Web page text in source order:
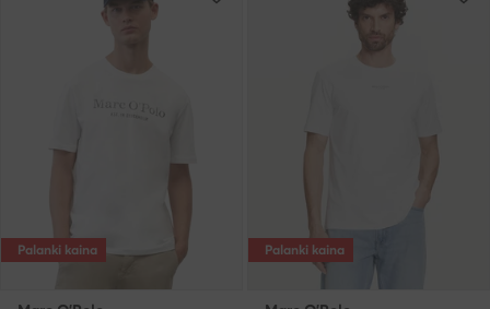
Palanki kaina Palanki kaina